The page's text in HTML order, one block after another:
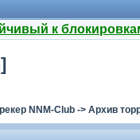
к
NNM-Club -> Архив